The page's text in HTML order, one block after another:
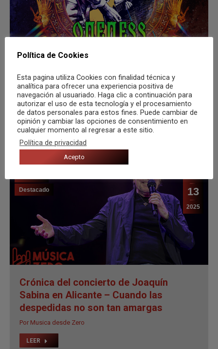
Carlos Santana convertirá Murcia en
templo de la guitarra este 1 de agosto
con su Oneness Tour
PorMusica desde Zero
LEER
13
2025
Destacado
Crónica del concierto de Joaquín
Sabina en Alicante – Cuando las
despedidas no son tan amargas
Por Musica desde Zero
LEER
Política de Cookies
Esta pagina utiliza Cookies con finalidad técnica y
analítica para ofrecer una experiencia positiva de
navegación al usuariado. Haga clic a continuación para
autorizar el uso de esta tecnología y el procesamiento
de datos personales para estos fines. Puede cambiar de
opinión y cambiar las opciones de consentimiento en
cualquier momento al regresar a este sitio.
Política de privacidad
Acepto